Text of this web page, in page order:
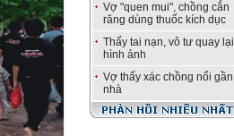
Vợ "quen mui", chồng cắn
răng dùng thuốc kích dục
Thấy tai nạn, vô tư quay lại
hình ảnh
Vợ thấy xác chồng nổi gần
nhà